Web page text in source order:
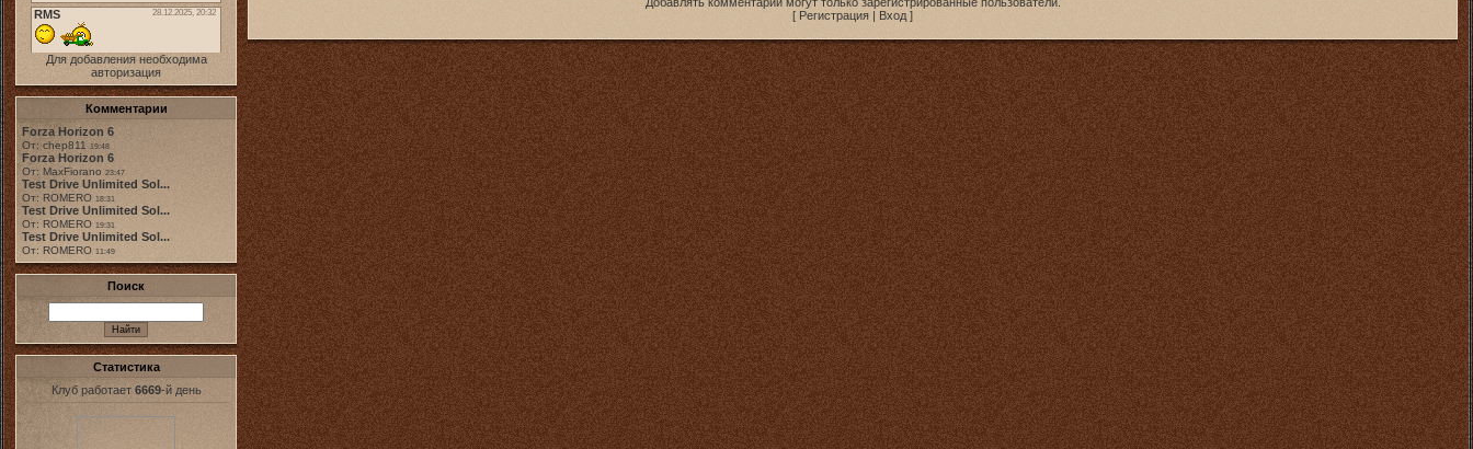
Для добавления необходима
авторизация
Комментарии
Forza Horizon 6
От: chep811 19:48
Forza Horizon 6
От: MaxFiorano 23:47
Test Drive Unlimited Sol...
От: ROMERO 18:31
Test Drive Unlimited Sol...
От: ROMERO 19:31
Test Drive Unlimited Sol...
От: ROMERO 11:49
Поиск
Статистика
Клуб работает 6669-й день
[ Регистрация | Вход ]